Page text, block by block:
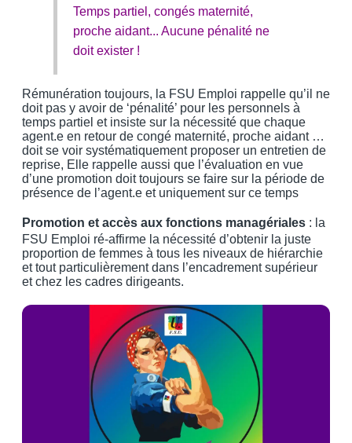
Temps partiel, congés maternité,
proche aidant... Aucune pénalité ne
doit exister !
Rémunération toujours, la FSU Emploi rappelle qu’il ne
doit pas y avoir de ‘pénalité’ pour les personnels à
temps partiel et insiste sur la nécessité que chaque
agent.e en retour de congé maternité, proche aidant …
doit se voir systématiquement proposer un entretien de
reprise, Elle rappelle aussi que l’évaluation en vue
d’une promotion doit toujours se faire sur la période de
présence de l’agent.e et uniquement sur ce temps
Promotion et accès aux fonctions managériales : la
FSU Emploi ré-affirme la nécessité d’obtenir la juste
proportion de femmes à tous les niveaux de hiérarchie
et tout particulièrement dans l’encadrement supérieur
et chez les cadres dirigeants.